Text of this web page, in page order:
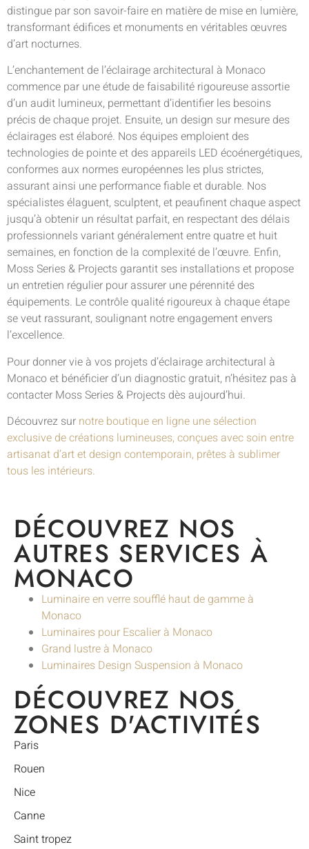
distingue par son savoir-faire en matière de mise en lumière,
transformant édifices et monuments en véritables œuvres
d’art nocturnes.
L’enchantement de l’éclairage architectural à Monaco
commence par une étude de faisabilité rigoureuse assortie
d’un audit lumineux, permettant d’identifier les besoins
précis de chaque projet. Ensuite, un design sur mesure des
éclairages est élaboré. Nos équipes emploient des
technologies de pointe et des appareils LED écoénergétiques,
conformes aux normes européennes les plus strictes,
assurant ainsi une performance fiable et durable. Nos
spécialistes élaguent, sculptent, et peaufinent chaque aspect
jusqu’à obtenir un résultat parfait, en respectant des délais
professionnels variant généralement entre quatre et huit
semaines, en fonction de la complexité de l’œuvre. Enfin,
Moss Series & Projects garantit ses installations et propose
un entretien régulier pour assurer une pérennité des
équipements. Le contrôle qualité rigoureux à chaque étape
se veut rassurant, soulignant notre engagement envers
l’excellence.
Pour donner vie à vos projets d’éclairage architectural à
Monaco et bénéficier d’un diagnostic gratuit, n’hésitez pas à
contacter Moss Series & Projects dès aujourd’hui.
Découvrez sur notre boutique en ligne une sélection
exclusive de créations lumineuses, conçues avec soin entre
artisanat d’art et design contemporain, prêtes à sublimer
tous les intérieurs.
DÉCOUVREZ NOS
AUTRES SERVICES À
MONACO
Luminaire en verre soufflé haut de gamme à
Monaco
Luminaires pour Escalier à Monaco
Grand lustre à Monaco
Luminaires Design Suspension à Monaco
DÉCOUVREZ NOS
ZONES D'ACTIVITÉS
Paris
Rouen
Nice
Canne
Saint tropez